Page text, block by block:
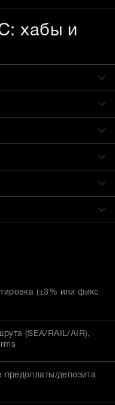
хабы и
(±3% или фикс
(SEA/RAIL/AIR),
предоплаты/депозита